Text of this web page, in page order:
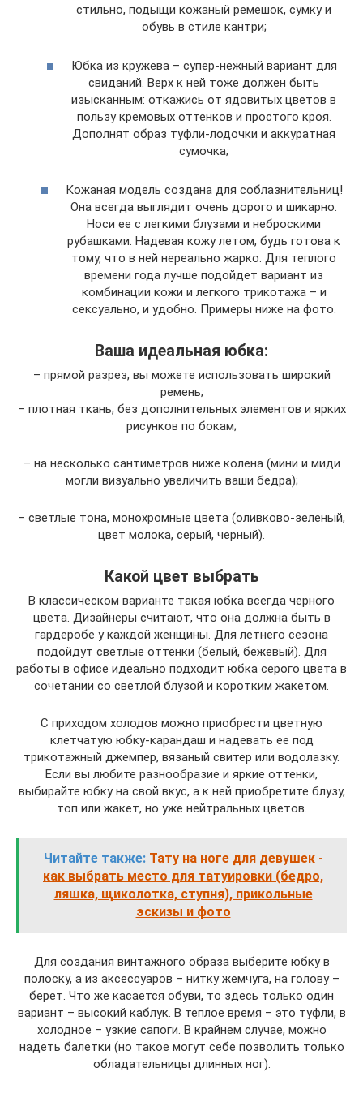
стильно, подыщи кожаный ремешок, сумку и
обувь в стиле кантри;
Юбка из кружева – супер-нежный вариант для
свиданий. Верх к ней тоже должен быть
изысканным: откажись от ядовитых цветов в
пользу кремовых оттенков и простого кроя.
Дополнят образ туфли-лодочки и аккуратная
сумочка;
Кожаная модель создана для соблазнительниц!
Она всегда выглядит очень дорого и шикарно.
Носи ее с легкими блузами и неброскими
рубашками. Надевая кожу летом, будь готова к
тому, что в ней нереально жарко. Для теплого
времени года лучше подойдет вариант из
комбинации кожи и легкого трикотажа – и
сексуально, и удобно. Примеры ниже на фото.
Ваша идеальная юбка:
– прямой разрез, вы можете использовать широкий
ремень;
– плотная ткань, без дополнительных элементов и ярких
рисунков по бокам;
– на несколько сантиметров ниже колена (мини и миди
могли визуально увеличить ваши бедра);
– светлые тона, монохромные цвета (оливково-зеленый,
цвет молока, серый, черный).
Какой цвет выбрать
В классическом варианте такая юбка всегда черного
цвета. Дизайнеры считают, что она должна быть в
гардеробе у каждой женщины. Для летнего сезона
подойдут светлые оттенки (белый, бежевый). Для
работы в офисе идеально подходит юбка серого цвета в
сочетании со светлой блузой и коротким жакетом.
С приходом холодов можно приобрести цветную
клетчатую юбку-карандаш и надевать ее под
трикотажный джемпер, вязаный свитер или водолазку.
Если вы любите разнообразие и яркие оттенки,
выбирайте юбку на свой вкус, а к ней приобретите блузу,
топ или жакет, но уже нейтральных цветов.
Читайте также: Тату на ноге для девушек -
как выбрать место для татуировки (бедро,
ляшка, щиколотка, ступня), прикольные
эскизы и фото
Для создания винтажного образа выберите юбку в
полоску, а из аксессуаров – нитку жемчуга, на голову –
берет. Что же касается обуви, то здесь только один
вариант – высокий каблук. В теплое время – это туфли, в
холодное – узкие сапоги. В крайнем случае, можно
надеть балетки (но такое могут себе позволить только
обладательницы длинных ног).